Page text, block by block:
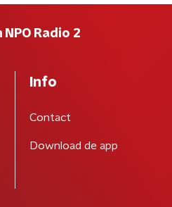
NPO Radio 2
Info
Contact
Download de app